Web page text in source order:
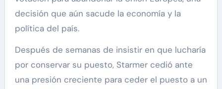
decisión que aún sacude la economía y la
política del país.
Después de semanas de insistir en que lucharía
por conservar su puesto, Starmer cedió ante
una presión creciente para ceder el puesto a un